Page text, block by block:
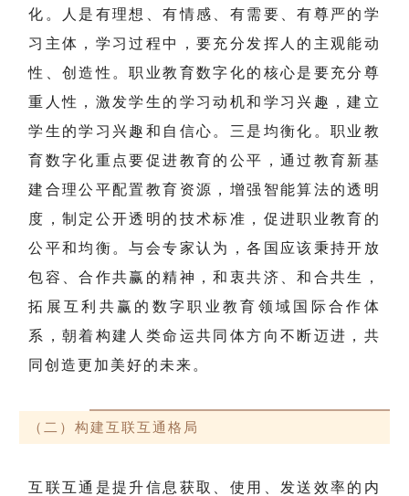
化。人是有理想、有情感、有需要、有尊严的学
习主体，学习过程中，要充分发挥人的主观能动
性、创造性。职业教育数字化的核心是要充分尊
重人性，激发学生的学习动机和学习兴趣，建立
学生的学习兴趣和自信心。三是均衡化。职业教
育数字化重点要促进教育的公平，通过教育新基
建合理公平配置教育资源，增强智能算法的透明
度，制定公开透明的技术标准，促进职业教育的
公平和均衡。与会专家认为，各国应该秉持开放
包容、合作共赢的精神，和衷共济、和合共生，
拓展互利共赢的数字职业教育领域国际合作体
系，朝着构建人类命运共同体方向不断迈进，共
同创造更加美好的未来。
（二）构建互联互通格局
互联互通是提升信息获取、使用、发送效率的内